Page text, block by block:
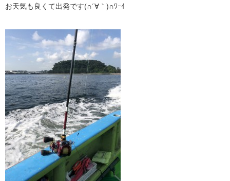
お天気も良くて出発です(∩´∀｀)∩ﾜｰｲ